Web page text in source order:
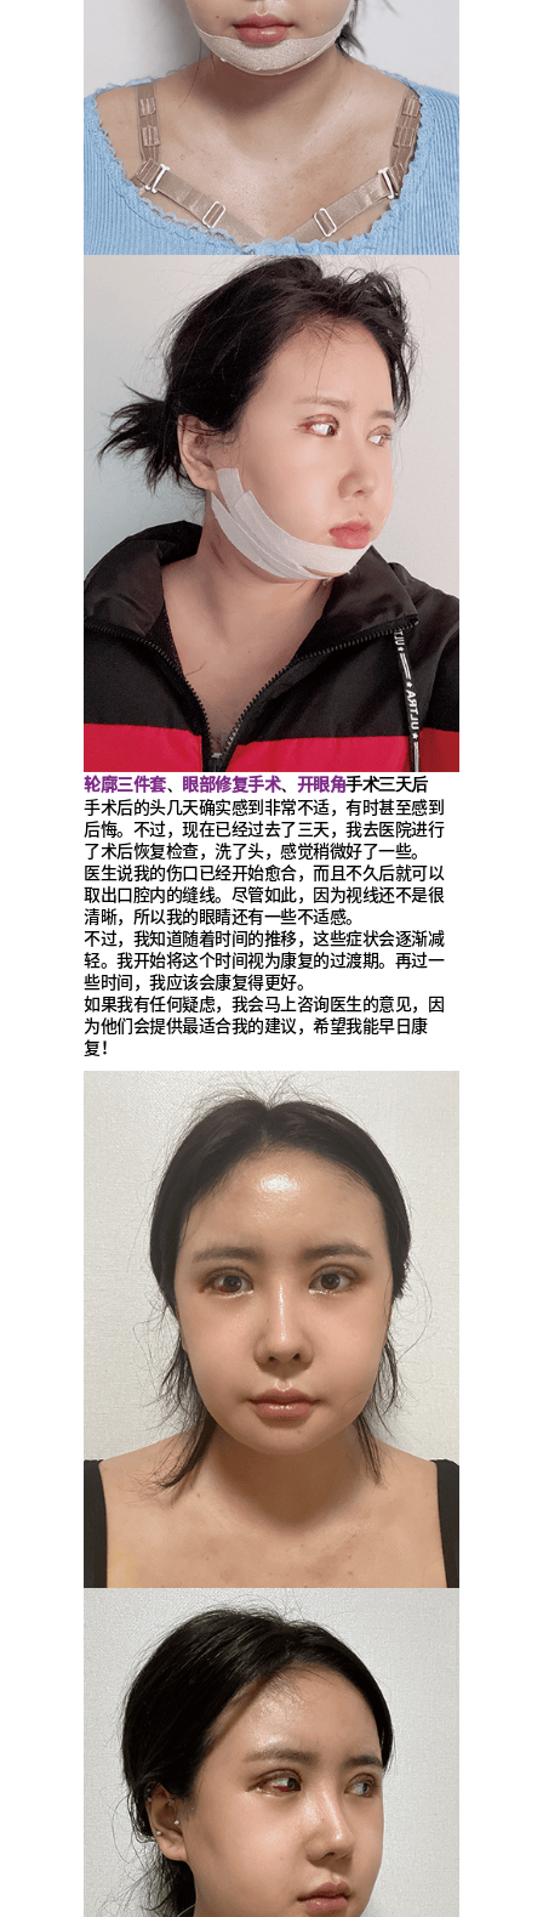
轮廓三件套、 眼部修复手术、 开眼角手术三天后
手术后的头几天确实感到非常不适，有时甚至感到
后悔。不过，现在已经过去了三天，我去医院进行
了术后恢复检查，洗了头，感觉稍微好了一些。
医生说我的伤口已经开始愈合，而且不久后就可以
取出口腔内的缝线。尽管如此，因为视线还不是很
清晰，所以我的眼睛还有一些不适感。
不过，我知道随着时间的推移，这些症状会逐渐减
轻。我开始将这个时间视为康复的过渡期。再过一
些时间，我应该会康复得更好。
如果我有任何疑虑，我会马上咨询医生的意见，因
为他们会提供最适合我的建议，希望我能早日康
复！